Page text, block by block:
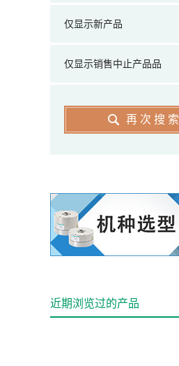
仅显示新产品
仅显示销售中止产品品
再次搜索
近期浏览过的产品